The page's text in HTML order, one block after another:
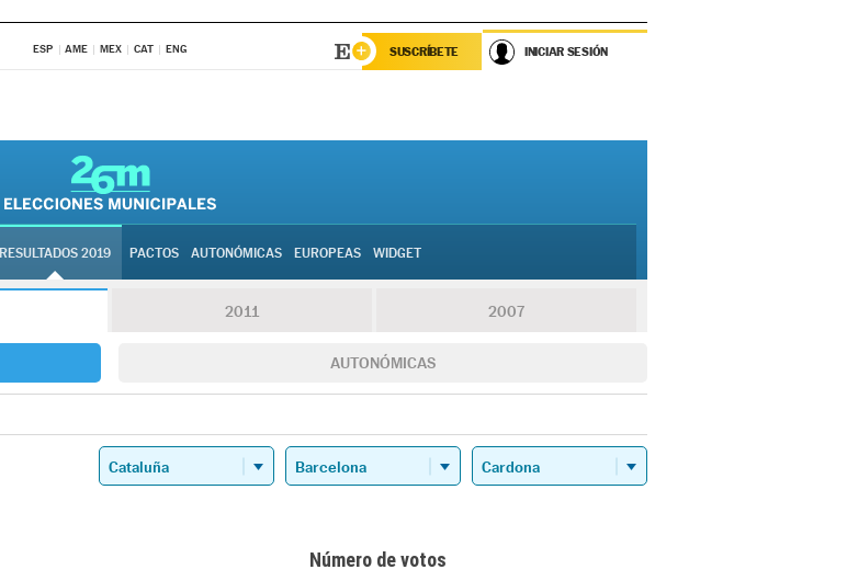
ESP AME MEX CAT ENG SUSCRÍBETE INICIAR SESIÓN
RESULTADOS 2019 PACTOS AUTONÓMICAS EUROPEAS WIDGET
2011 2007
AUTONÓMICAS
Número de votos